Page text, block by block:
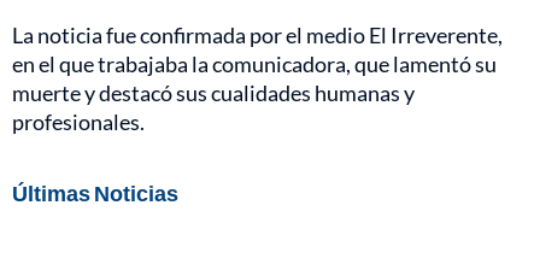
La noticia fue confirmada por el medio El Irreverente,
en el que trabajaba la comunicadora, que lamentó su
muerte y destacó sus cualidades humanas y
profesionales.
Últimas Noticias